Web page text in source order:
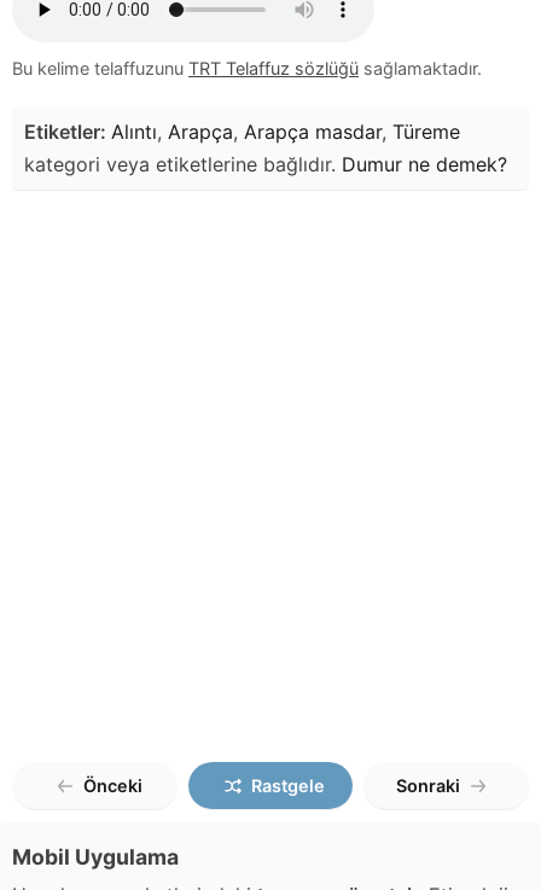
Bu kelime telaffuzunu TRT Telaffuz sözlüğü sağlamaktadır.
Etiketler: Alıntı, Arapça, Arapça masdar, Türeme
kategori veya etiketlerine bağlıdır. Dumur ne demek?
Önceki Rastgele Sonraki
Mobil Uygulama